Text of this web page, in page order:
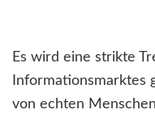
Es wird eine strikte
Informationsmarktes
von echten